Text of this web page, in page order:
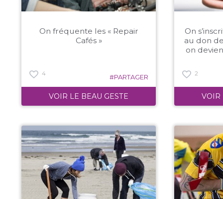
On fréquente les « Repair
Cafés »
4 #PARTAGER
VOIR LE BEAU GESTE
On
au don
on
2
VOIR